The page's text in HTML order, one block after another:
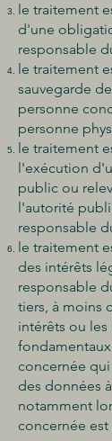
le traitement
d'une
responsable
le traitement
sauvegarde
personne
personne
le traitement
l'exécution
public ou
l'autorité
responsable
le traitement
des intérêts
responsable
tiers, à moins
intérêts ou
concernée
des données
notamment
concernée est